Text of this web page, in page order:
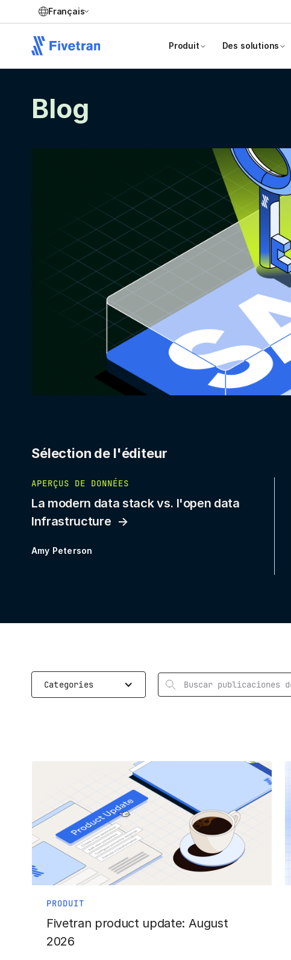
Français
Produit Des solutions
Blog
Sélection de l'éditeur
APERÇUS DE DONNÉES
La modern data stack vs. l'open data
Infrastructure
Amy Peterson
Categories Rechercher
PRODUIT
Fivetran product update: August
2026